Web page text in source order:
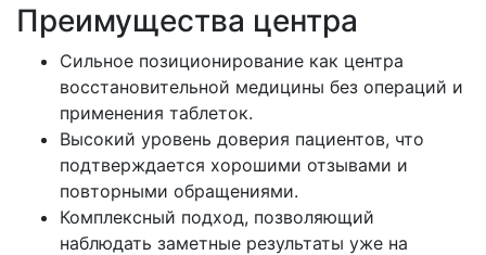
Преимущества центра
Сильное позиционирование как центра
восстановительной медицины без операций и
применения таблеток.
Высокий уровень доверия пациентов, что
подтверждается хорошими отзывами и
повторными обращениями.
Комплексный подход, позволяющий
наблюдать заметные результаты уже на